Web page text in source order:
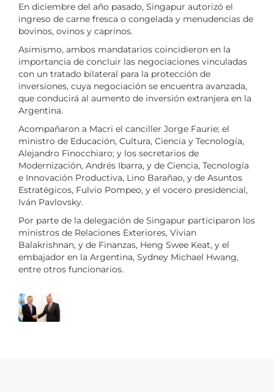
En diciembre del año pasado, Singapur autorizó el
ingreso de carne fresca o congelada y menudencias de
bovinos, ovinos y caprinos.
Asimismo, ambos mandatarios coincidieron en la
importancia de concluir las negociaciones vinculadas
con un tratado bilateral para la protección de
inversiones, cuya negociación se encuentra avanzada,
que conducirá al aumento de inversión extranjera en la
Argentina.
Acompañaron a Macri el canciller Jorge Faurie; el
ministro de Educación, Cultura, Ciencia y Tecnología,
Alejandro Finocchiaro; y los secretarios de
Modernización, Andrés Ibarra, y de Ciencia, Tecnología
e Innovación Productiva, Lino Barañao, y de Asuntos
Estratégicos, Fulvio Pompeo, y el vocero presidencial,
Iván Pavlovsky.
Por parte de la delegación de Singapur participaron los
ministros de Relaciones Exteriores, Vivian
Balakrishnan, y de Finanzas, Heng Swee Keat, y el
embajador en la Argentina, Sydney Michael Hwang,
entre otros funcionarios.